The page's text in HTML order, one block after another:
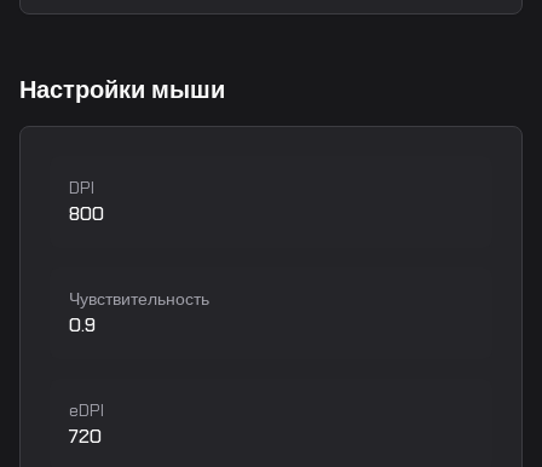
Настройки мыши
DPI
800
Чувствительность
0.9
eDPI
720